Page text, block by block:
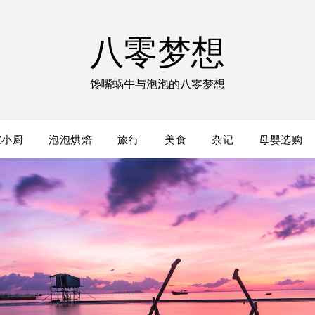
八零梦想
馋嘴蜗牛与泡泡的八零梦想
厨 泡泡烘焙 旅行 美食 杂记 母婴选购